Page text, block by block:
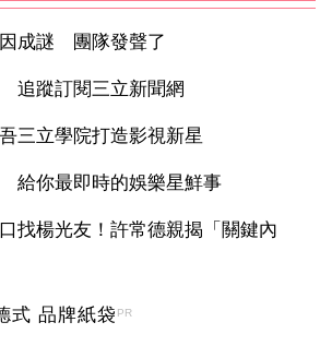
成謎 團隊發聲了
追蹤訂閱三立新聞網
三立學院打造影視新星
給你最即時的娛樂星鮮事
找楊光友！許常德親揭「關鍵內
式 品牌紙袋 PR